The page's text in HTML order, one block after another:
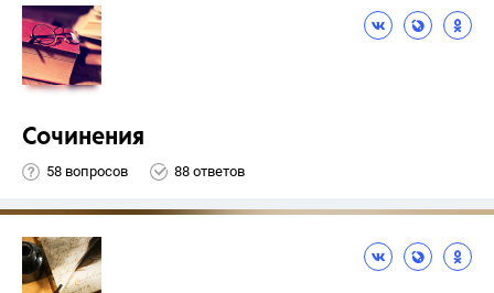
Сочинения
58 вопросов 88 ответов